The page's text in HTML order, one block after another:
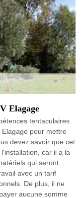
Elagage
tentaculaires.
pour mettre
devez savoir que cet
car il a la
qui seront
avec un tarif
De plus, il ne
aucune somme